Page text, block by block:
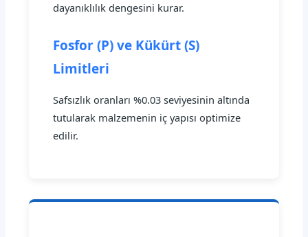
dayanıklılık dengesini kurar.
Fosfor (P) ve Kükürt (S)
Limitleri
Safsızlık oranları %0.03 seviyesinin altında
tutularak malzemenin iç yapısı optimize
edilir.